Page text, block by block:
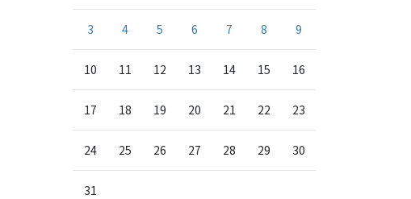
3 4 5 6 7 8 9
10 11 12 13 14 15 16
17 18 19 20 21 22 23
24 25 26 27 28 29 30
31